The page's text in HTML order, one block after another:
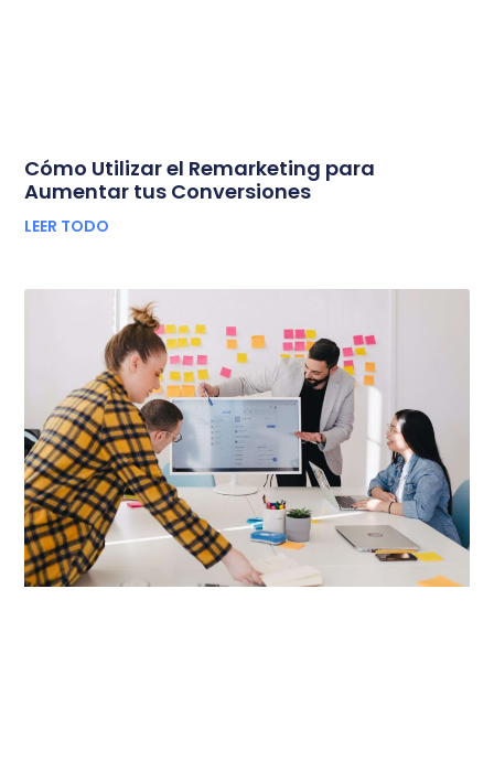
Cómo Utilizar el Remarketing para
Aumentar tus Conversiones
LEER TODO